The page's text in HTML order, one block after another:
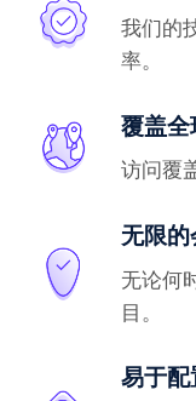
我们的
率。
覆盖全
访问覆
无限
无论何
目。
易于配